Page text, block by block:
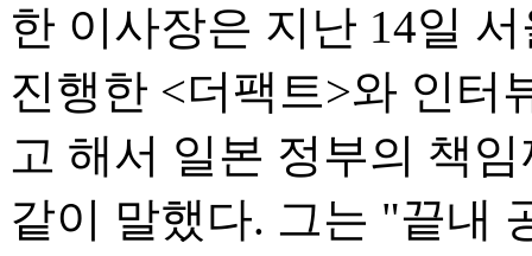
한 이사장은 지난 14일
진행한 <더팩트>와 인터
고 해서 일본 정부의 책
같이 말했다. 그는 "끝내